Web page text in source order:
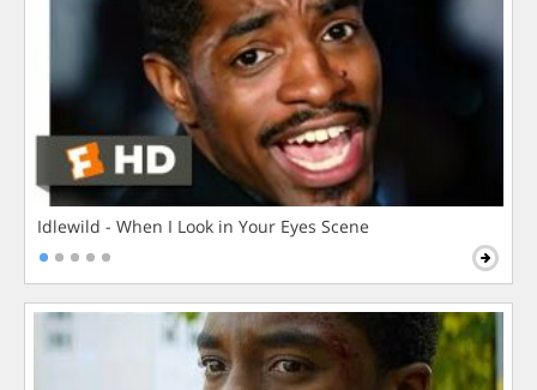
Idlewild - When I Look in Your Eyes Scene